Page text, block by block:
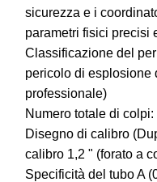
sicurezza e i
parametri fisici precisi
Classificazione del
pericolo di esplosione
professionale)
Numero totale di
Disegno di calibro
calibro 1,2 " (forato a
Specificità del tubo A